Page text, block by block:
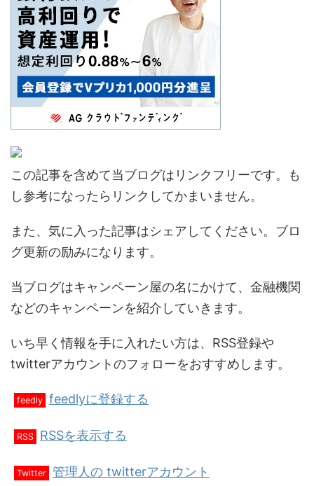
この記事を含めて当ブログはリンクフリーです。も
し参考になったらリンクしてかまいません。
また、気に入った記事はシェアしてください。ブロ
グ更新の励みになります。
当ブログはキャンペーン屋の名にかけて、金融機関
などのキャンペーンを紹介していきます。
いち早く情報を手に入れたい方は、RSS登録や
twitterアカウントのフォローをおすすめします。
feedly feedlyに登録する
RSS RSSを表示する
Twitter 管理人の twitterアカウント